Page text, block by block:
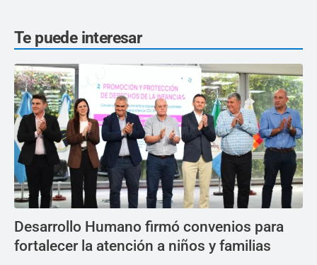
Te puede interesar
Desarrollo Humano firmó convenios para
fortalecer la atención a niños y familias